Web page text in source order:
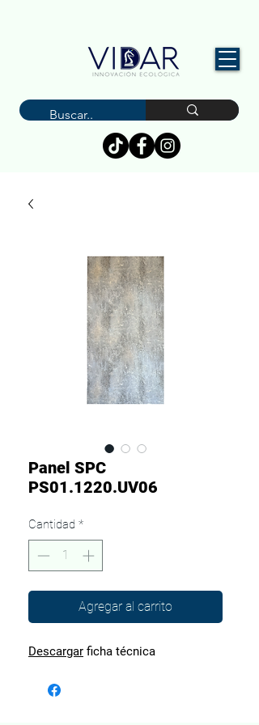
Panel SPC
PS01.1220.UV06
Cantidad *
Agregar al carrito
Descargar ficha técnica